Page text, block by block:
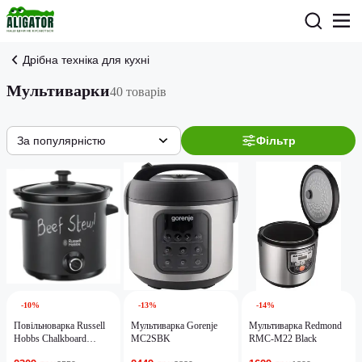
Дрібна техніка для кухні
Мультиварки40 товарів
Фільтр
За популярністю
-10%
Повільноварка Russell
Hobbs Chalkboard
-13%
Мультиварка Gorenje
MC2SBK
-14%
Мультиварка Redmond
RMC-M22 Black